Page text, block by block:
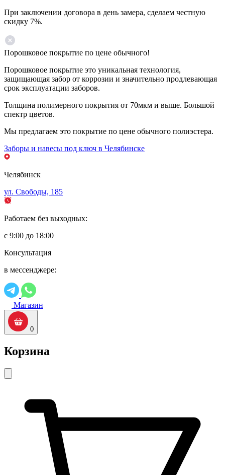
При заключении договора в день замера, сделаем честную
скидку 7%.
Порошковое покрытие по цене обычного!
Порошковое покрытие это уникальная технология,
защищающая забор от коррозии и значительно продлевающая
срок эксплуатации заборов.
Толщина полимерного покрытия от 70мкм и выше. Большой
спектр цветов.
Мы предлагаем это покрытие по цене обычного полиэстера.
Заборы и навесы под ключ в Челябинске
Челябинск
ул. Свободы, 185
Работаем без выходных:
с 9:00 до 18:00
Консультация
в мессенджере:
Магазин
0
Корзина